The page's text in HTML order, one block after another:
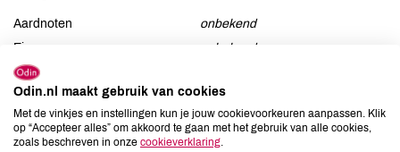
Aardnoten
onbekend
Ei
onbekend
Gluten
Lactose
onbekend
Lupine
onbekend
Mosterd
onbekend
Odin.nl maakt gebruik van cookies
Met de vinkjes en instellingen kun je jouw cookievoorkeuren aanpassen. Klik
op “Accepteer alles” om akkoord te gaan met het gebruik van alle cookies,
zoals beschreven in onze cookieverklaring.